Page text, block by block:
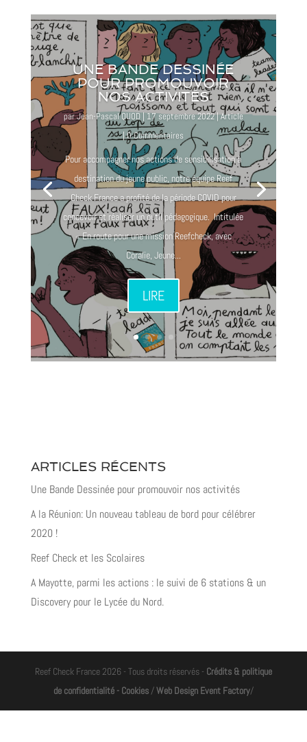
UNE BANDE DESSINÉE
POUR PROMOUVOIR
NOS ACTIVITÉS
parJean-Pascal QUOD|17 septembre 2022|Article
| 0 Commentaires
Pour accompagner nos actions de sensibilisation à
destination du jeune public, notre équipe Reef
Check France a profité de la période COVID pour
concevoir et réaliser un outil pédagogique. Intitulée
« En route pour une mission Reefcheck, avec
Coralie, Jeune...
LIRE
ARTICLES RÉCENTS
Une Bande Dessinée pour promouvoir nos activités
A la Réunion: Un nouveau tableau de bord pour célébrer
2020 !
Reef Check et les Scolaires
A Mayotte, parmi les actions : le suivi de 6 stations & un
Discovery pour le Lycée du Nord.
Reef Check France 2026 - Tous droits réservés - Crédits & politique
de confidentialité - Cookies /Web Design Event Factory/